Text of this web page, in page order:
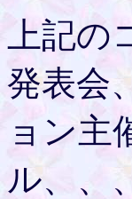
上記
発表会
ョン主
ル、、